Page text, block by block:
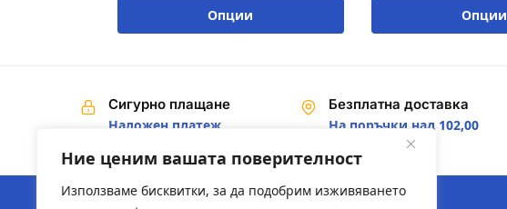
Ние ценим вашата поверителност
Използваме бисквитки, за да подобрим изживяването
Опции Опции
Сигурно плащане
Наложен платеж,
Безплатна доставка
На поръчки над 102,00
€ / 200,00 лв.